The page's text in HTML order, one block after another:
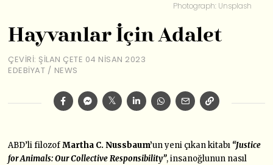
Photograph: Unsplash
Hayvanlar İçin Adalet
ÇEVIRI: ŞILAN ÇETE 04 NISAN 2023
EDEBIYAT / NEWS
ABD’li filozofMartha C. Nussbaum’un yeni çıkan kitabı “Justice
for Animals: Our Collective Responsibility”, insanoğlunun nasıl